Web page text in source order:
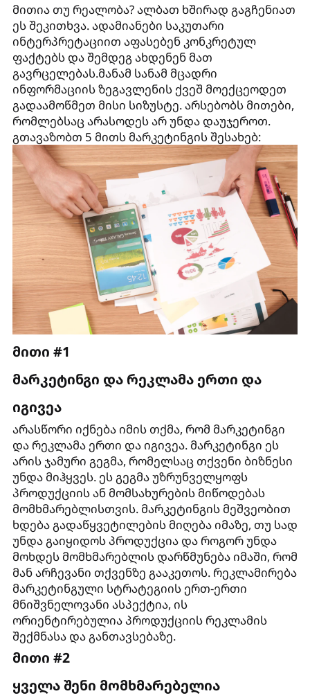
მითია თუ რეალობა? ალბათ ხშირად გაგჩენიათ
ეს შეკითხვა. ადამიანები საკუთარი
ინტერპრეტაციით აფასებენ კონკრეტულ
ფაქტებს და შემდეგ ახდენენ მათ
გავრცელებას.მანამ სანამ მცადრი
ინფორმაციის ზეგავლენის ქვეშ მოექცეოდეთ
გადაამოწმეთ მისი სიზუსტე. არსებობს მითები,
რომლებსაც არასოდეს არ უნდა დაუჯეროთ.
გთავაზობთ 5 მითს მარკეტინგის შესახებ:
მითი #1
მარკეტინგი და რეკლამა ერთი და
იგივეა
არასწორი იქნება იმის თქმა, რომ მარკეტინგი
და რეკლამა ერთი და იგივეა. მარკეტინგი ეს
არის ჯამური გეგმა, რომელსაც თქვენი ბიზნესი
უნდა მიჰყვეს. ეს გეგმა უზრუნველყოფს
პროდუქციის ან მომსახურების მიწოდებას
მომხმარებლისთვის. მარკეტინგის მეშვეობით
ხდება გადაწყვეტილების მიღება იმაზე, თუ სად
უნდა გაიყიდოს პროდუქცია და როგორ უნდა
მოხდეს მომხმარებლის დარწმუნება იმაში, რომ
მან არჩევანი თქვენზე გააკეთოს. რეკლამირება
მარკეტინგული სტრატეგიის ერთ-ერთი
მნიშვნელოვანი ასპექტია, ის
ორიენტირებულია პროდუქციის რეკლამის
შექმნასა და განთავსებაზე.
მითი #2
ყველა შენი მომხმარებელია